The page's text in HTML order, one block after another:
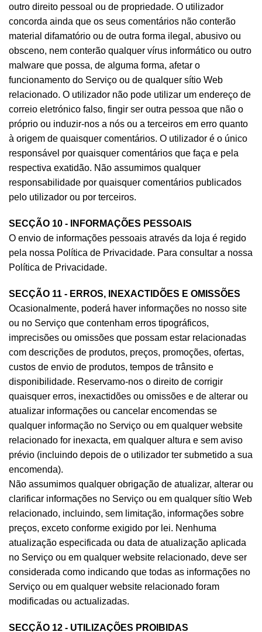
outro direito pessoal ou de propriedade. O utilizador
concorda ainda que os seus comentários não conterão
material difamatório ou de outra forma ilegal, abusivo ou
obsceno, nem conterão qualquer vírus informático ou outro
malware que possa, de alguma forma, afetar o
funcionamento do Serviço ou de qualquer sítio Web
relacionado. O utilizador não pode utilizar um endereço de
correio eletrónico falso, fingir ser outra pessoa que não o
próprio ou induzir-nos a nós ou a terceiros em erro quanto
à origem de quaisquer comentários. O utilizador é o único
responsável por quaisquer comentários que faça e pela
respectiva exatidão. Não assumimos qualquer
responsabilidade por quaisquer comentários publicados
pelo utilizador ou por terceiros.
SECÇÃO 10 - INFORMAÇÕES PESSOAIS
O envio de informações pessoais através da loja é regido
pela nossa Política de Privacidade. Para consultar a nossa
Política de Privacidade.
SECÇÃO 11 - ERROS, INEXACTIDÕES E OMISSÕES
Ocasionalmente, poderá haver informações no nosso site
ou no Serviço que contenham erros tipográficos,
imprecisões ou omissões que possam estar relacionadas
com descrições de produtos, preços, promoções, ofertas,
custos de envio de produtos, tempos de trânsito e
disponibilidade. Reservamo-nos o direito de corrigir
quaisquer erros, inexactidões ou omissões e de alterar ou
atualizar informações ou cancelar encomendas se
qualquer informação no Serviço ou em qualquer website
relacionado for inexacta, em qualquer altura e sem aviso
prévio (incluindo depois de o utilizador ter submetido a sua
encomenda).
Não assumimos qualquer obrigação de atualizar, alterar ou
clarificar informações no Serviço ou em qualquer sítio Web
relacionado, incluindo, sem limitação, informações sobre
preços, exceto conforme exigido por lei. Nenhuma
atualização especificada ou data de atualização aplicada
no Serviço ou em qualquer website relacionado, deve ser
considerada como indicando que todas as informações no
Serviço ou em qualquer website relacionado foram
modificadas ou actualizadas.
SECÇÃO 12 - UTILIZAÇÕES PROIBIDAS